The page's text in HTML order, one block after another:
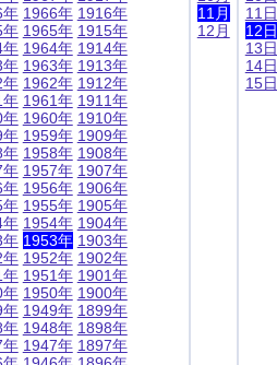
年
年
年
年
年
年
年
年
年
年
年
年
年
年
年
年
年
年
年
年
1966年
1965年
1964年
1963年
1962年
1961年
1960年
1959年
1958年
1957年
1956年
1955年
1954年
1953年
1952年
1951年
1950年
1949年
1948年
1947年
1916年
1915年
1914年
1913年
1912年
1911年
1910年
1909年
1908年
1907年
1906年
1905年
1904年
1903年
1902年
1901年
1900年
1899年
1898年
1897年
11月
12月
11日
12日
13日
14日
15日